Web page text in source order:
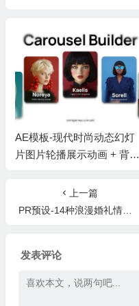
AE模板-现代时尚动态幻灯
片图片轮播展示动画 + 背景
上一篇
PR预设-14种浪漫婚礼情人节可爱心形MG元素卡通图形动画
发表评论